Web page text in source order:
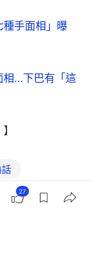
種手面相」曝
...下巴有「這
27